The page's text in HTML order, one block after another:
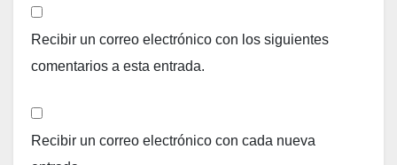
Recibir un correo electrónico con los siguientes
comentarios a esta entrada.
Recibir un correo electrónico con cada nueva